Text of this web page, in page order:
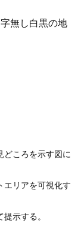
無し白黒の地
どころを示す図に
エリアを可視化す
示する。